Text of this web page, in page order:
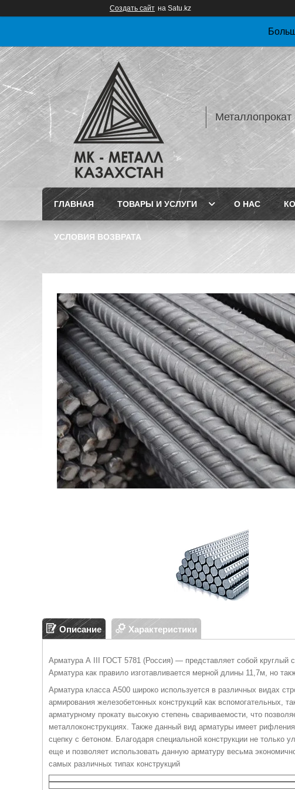
Создать сайт на Satu.kz
Металлопрокат
ГЛАВНАЯ ТОВАРЫ И УСЛУГИ О НАС
УСЛОВИЯ ВОЗВРАТА
Описание Характеристики
Арматура А III ГОСТ 5781 (Россия) — представляет собой круглый
Арматура как правило изготавливается мерной длины 11,7м, но
Арматура класса А500 широко используется в различных видах
армирования железобетонных конструкций как вспомогательных,
арматурному прокату высокую степень свариваемости, что
металлоконструкциях. Также данный вид арматуры имеет
сцепку с бетоном. Благодаря специальной конструкции не только
еще и позволяет использовать данную арматуру весьма
самых различных типах конструкций